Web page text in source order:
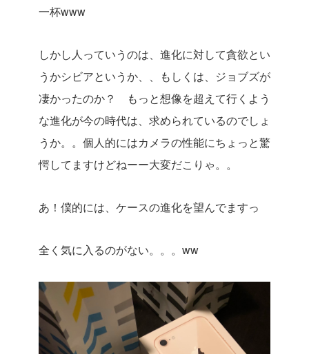
一杯www
しかし人っていうのは、進化に対して貪欲とい
うかシビアというか、、もしくは、ジョブズが
凄かったのか？ もっと想像を超えて行くよう
な進化が今の時代は、求められているのでしょ
うか。。個人的にはカメラの性能にちょっと驚
愕してますけどねーー大変だこりゃ。。
あ！僕的には、ケースの進化を望んでますっ
全く気に入るのがない。。。ww